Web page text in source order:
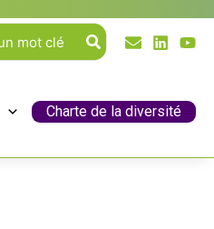
Charte de la diversité